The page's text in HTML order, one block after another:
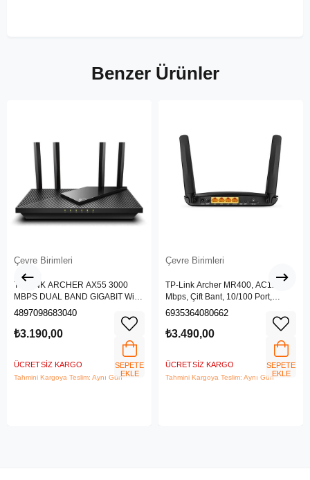
Benzer Ürünler
Çevre Birimleri
TP-LINK ARCHER AX55 3000
MBPS DUAL BAND GIGABIT Wi-Fi
6 ROUTER
4897098683040
₺3.190,00
ÜCRETSIZ KARGO
Tahmini Kargoya Teslim: Aynı Gün
SEPETE
EKLE
Çevre Birimleri
TP-Link Archer MR400, AC1200
Mbps, Çift Bant, 10/100 Port,
4G/3G SIM Yuvası, Kablosuz 4G
6935364080662
₺3.490,00
ÜCRETSIZ KARGO
Tahmini Kargoya Teslim: Aynı Gün
SEPETE
EKLE